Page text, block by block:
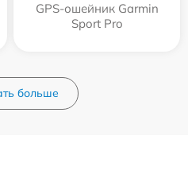
GPS-ошейник Garmin
Sport Pro
больше